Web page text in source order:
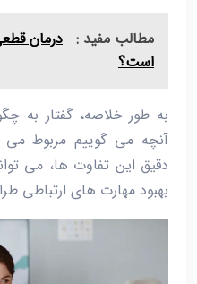
مطالب مفید : درمان
است؟
به‌ طور خلاصه، گفتار به
آنچه می‌ گوییم مربوط می‌
دقیق این تفاوت ‌ها، می‌
بهبود مهارت ‌های ارتباطی